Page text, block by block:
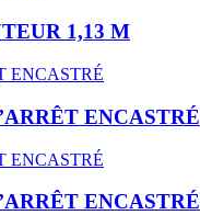
1,13 M
ENCASTRÉ
ENCASTRÉ